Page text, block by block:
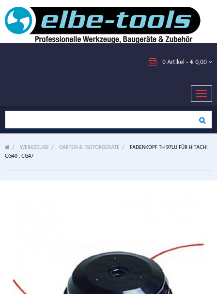
0Artikel- € 0,00
WERKZEUGE GARTEN & MOTORGERÄTE
FADENKOPF TH 97LU FÜR HITACHI
CG40 , CG47